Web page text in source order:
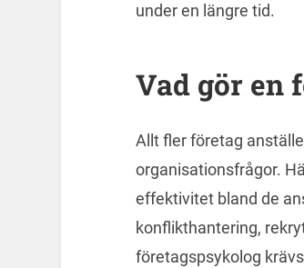
under en längre tid.
Vad gör en
Allt fler företag
organisationsfrågor.
effektivitet bland de
konflikthantering,
företagspsykolog